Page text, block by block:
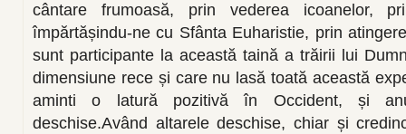
cântare frumoasă, prin vederea icoanelor,
împărtășindu-ne cu Sfânta Euharistie, prin
sunt participante la această taină a trăirii lui
dimensiune rece și care nu lasă toată această
aminti o latură pozitivă în Occident, și
deschise.Având altarele deschise, chiar și